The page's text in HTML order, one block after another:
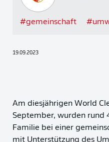
#gemeinschaft #
19.09.2023
Am diesjährigen World
September, wurden rund
Familie bei einer
mit Unterstützung des